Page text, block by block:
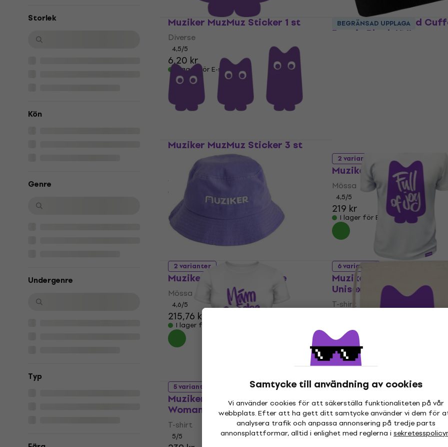
Samtycke till användning av cookies
Vi använder cookies för att säkerställa funktionaliteten på vår
webbplats. Efter att ha gett ditt samtycke använder vi dem för
analysera trafik och anpassa annonsering på tredje parts
annonsplattformar, alltid i enlighet med reglerna i
Storlek
Kön
Genre
Undergenre
Typ
Muziker MuzMuz Sticker 1 st
Diverse
4,5/5
6,20 kr
I lager för E-shop
Muziker Beechfield
Beanie Black UNI
Muziker MuzMuz Sticker 3 st
Diverse
18,59 kr
I lager för E-shop
BEGRÄNSAD UPPLAGA
2 varianter
Muziker - Purple
Mössa
4,5/5
219 kr
I lager för E-shop
2 varianter
Muziker Standard Purple
Mössa
4,6/5
215,76 kr
I lager för E-shop
6 varianter
Muziker T-Shirt Classic
Unisex White
T-shirt
239 kr
I lager för E-shop
5 varianter
Muziker T-Shirt Classic Radosť
Woman White
T-shirt
5/5
Muziker EKO Ryggsäck
12 L
Ryggsäck
4,5/5
92,97 kr